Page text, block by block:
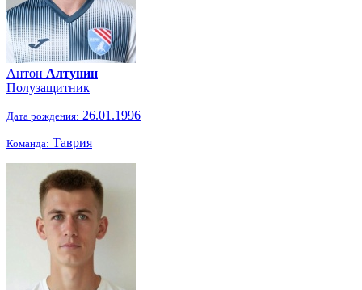
Антон Алтунин
Полузащитник
Дата рождения: 26.01.1996
Команда: Таврия